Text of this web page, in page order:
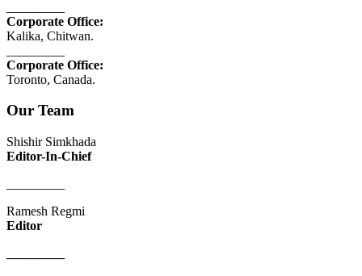
Corporate Office:
Kalika, Chitwan.
Corporate Office:
Toronto, Canada.
Our Team
Shishir Simkhada
Editor-In-Chief
Ramesh Regmi
Editor